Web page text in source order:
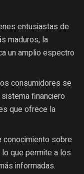
entusiastas de
maduros, la
un amplio espectro
consumidores se
financiero
que ofrece la
conocimiento sobre
que permite a los
informadas.